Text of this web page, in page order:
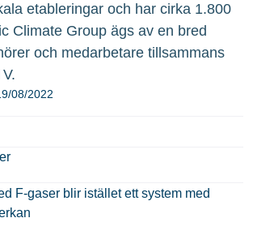
08/2022
F-gaser blir istället ett system med
etableringar och har cirka 1.800
Climate Group ägs av en bred
och medarbetare tillsammans